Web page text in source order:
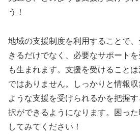
う！
地域の支援制度を利用することで
きるだけでなく、必要なサポート
も生まれます。支援を受けること
ではありません。しっかりと情報
ような支援を受けられるかを把握
択ができるようになります。困っ
してみてください！